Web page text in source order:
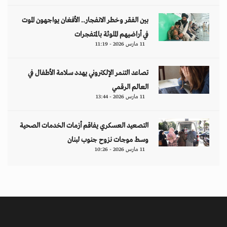
بين الفقر وخطر الانفجار.. الأفغان يواجهون الموت
في أراضيهم الملوثة بالمتفجرات
11 مارس 2026 - 11:19
تصاعد التنمر الإلكتروني يهدد سلامة الأطفال في
العالم الرقمي
11 مارس 2026 - 13:44
التصعيد العسكري يفاقم أزمات الخدمات الصحية
وسط موجات نزوح جنوب لبنان
11 مارس 2026 - 10:26